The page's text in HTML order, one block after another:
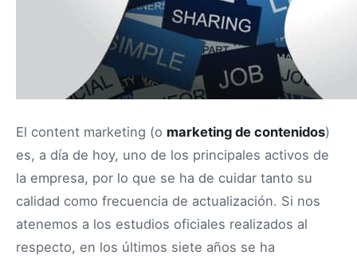
El content marketing (o marketing de contenidos)
es, a día de hoy, uno de los principales activos de
la empresa, por lo que se ha de cuidar tanto su
calidad como frecuencia de actualización. Si nos
atenemos a los estudios oficiales realizados al
respecto, en los últimos siete años se ha